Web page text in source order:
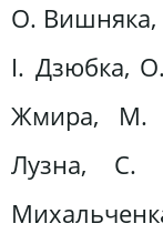
О. Вишняка,
І. Дзюбка,
Жмира, М.
Лузна, С.